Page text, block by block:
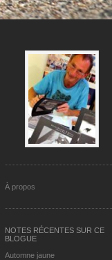
À propos
NOTES RÉCENTES SUR CE
BLOGUE
Automne jaune